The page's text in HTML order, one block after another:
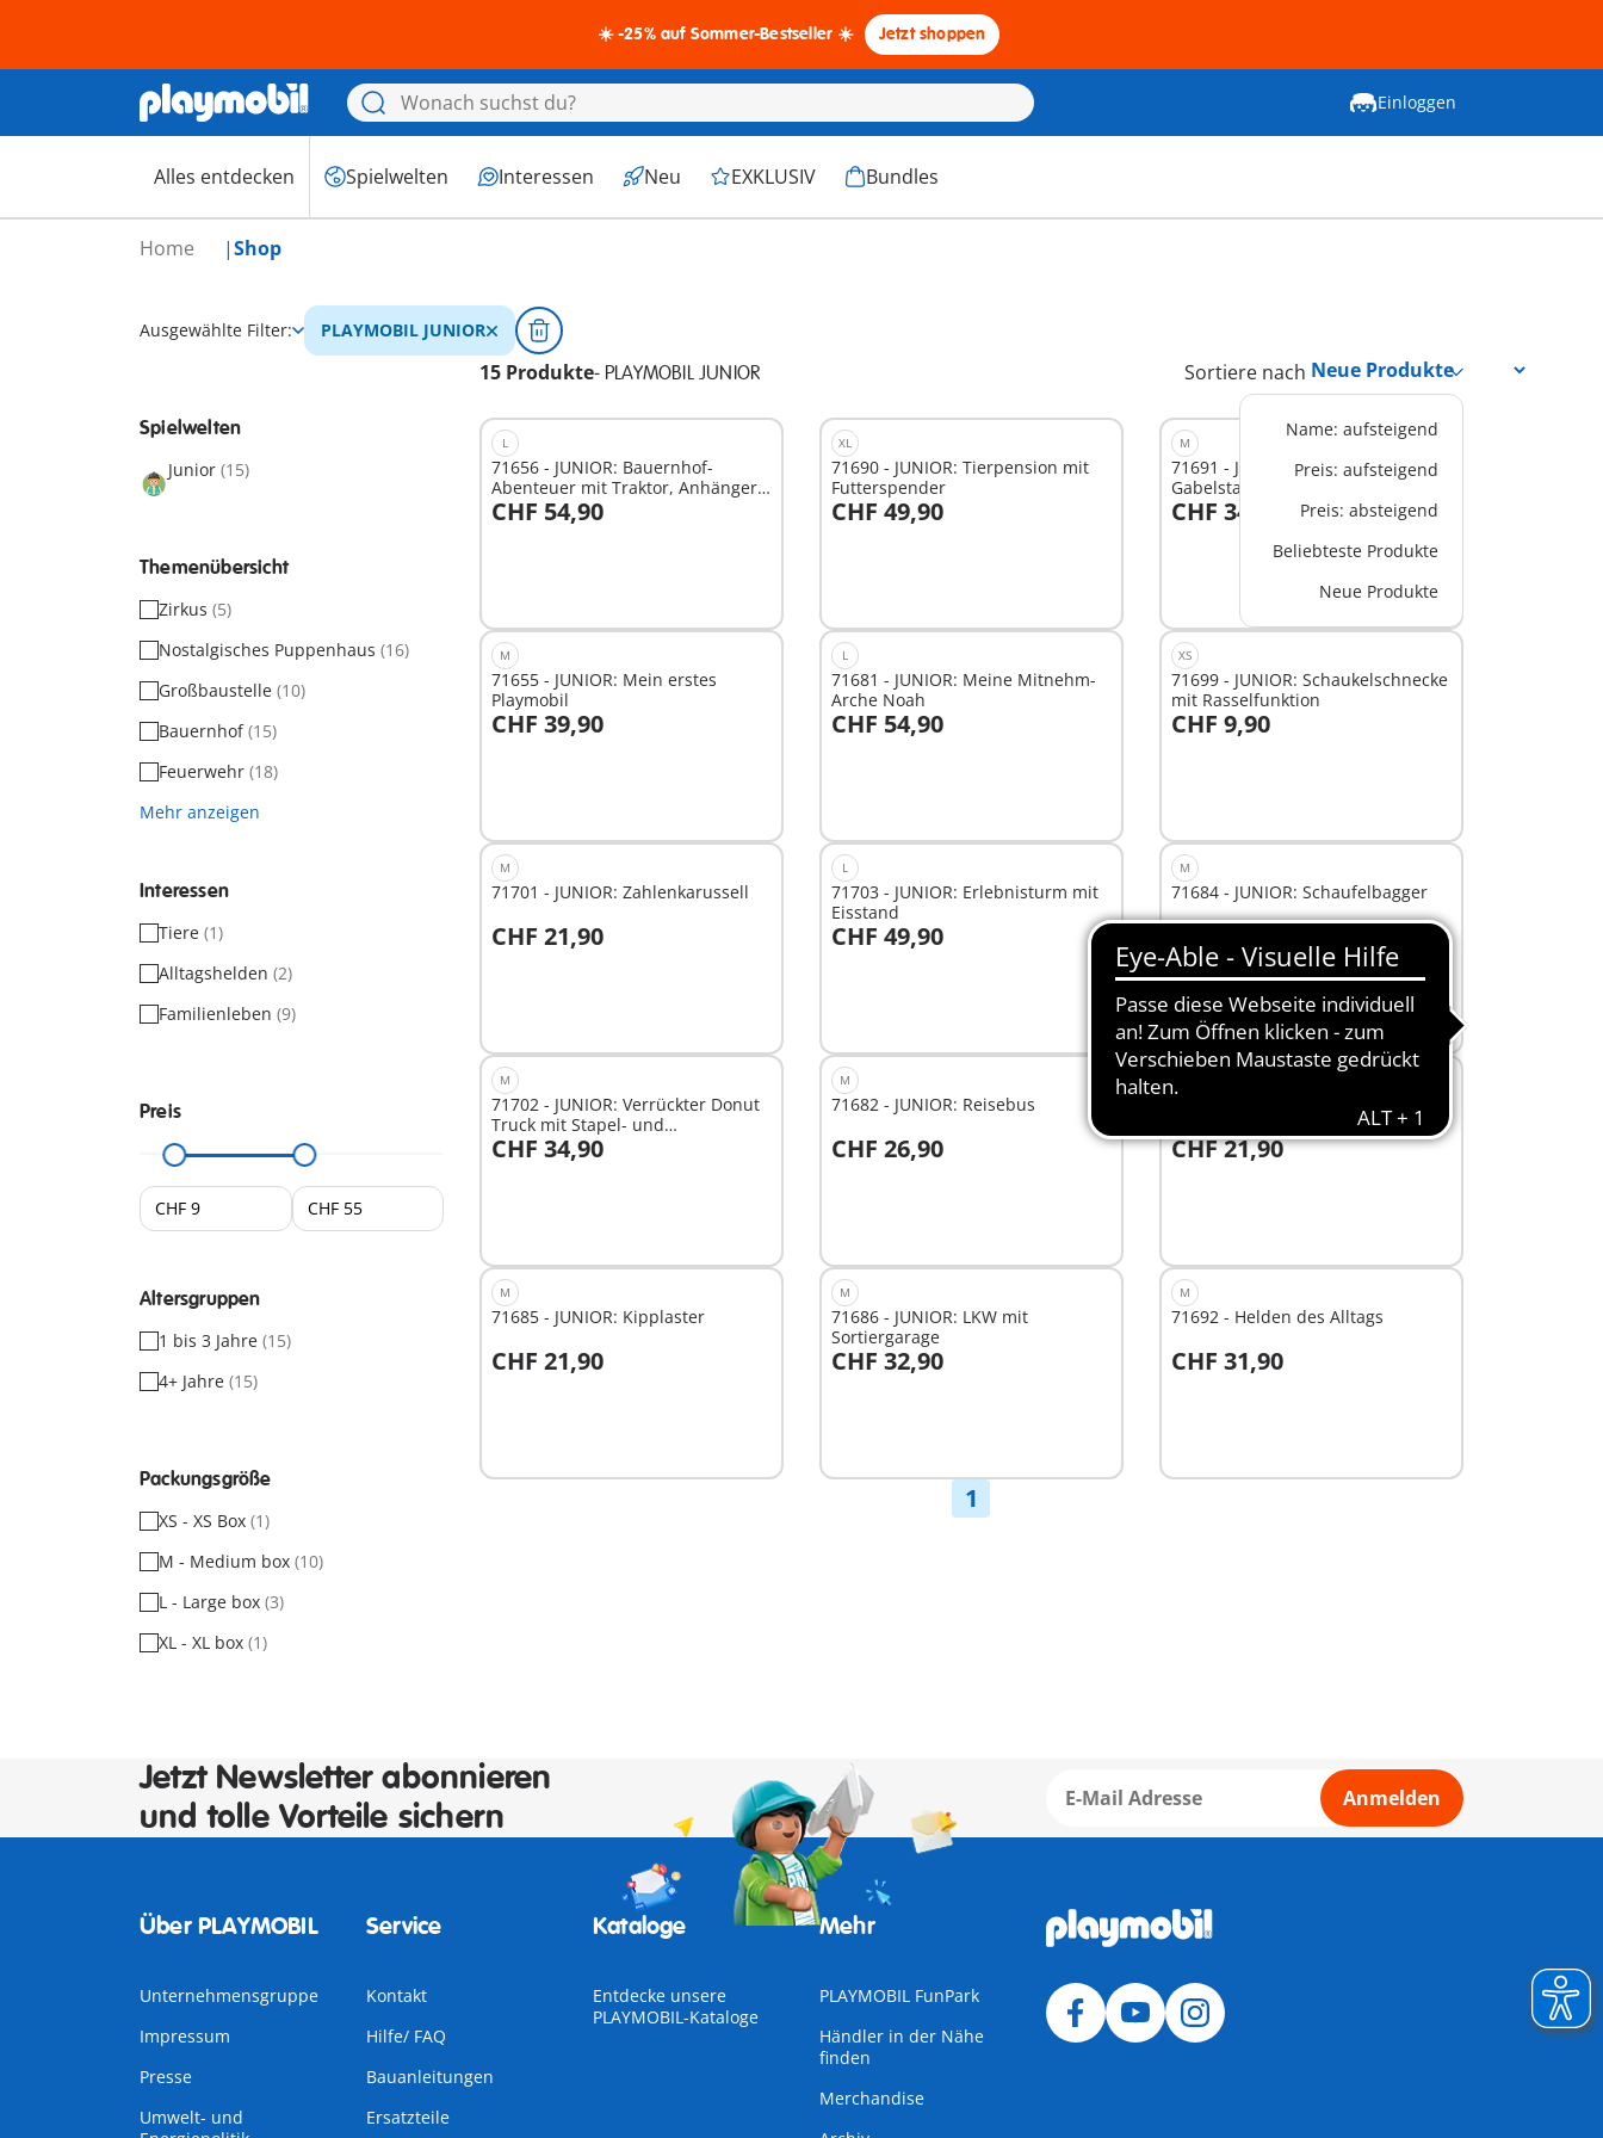
☀️ -25% auf Sommer-Bestseller ☀️ Jetzt shoppen
Einloggen
Alles entdecken Spielwelten Interessen Neu EXKLUSIV Bundles
Home Shop
Ausgewählte Filter: PLAYMOBIL JUNIOR
15 Produkte- PLAYMOBIL JUNIOR Sortiere nach
Name: aufsteigend
Preis: aufsteigend
Preis: absteigend
Beliebteste Produkte
Neue Produkte
Spielwelten
Junior (15)
Themenübersicht
Zirkus (5)
Nostalgisches Puppenhaus (16)
Großbaustelle (10)
Bauernhof(15)
Feuerwehr (18)
Mehr anzeigen
Interessen
Tiere (1)
Alltagshelden (2)
Familienleben (9)
Preis
Altersgruppen
1 bis 3 Jahre (15)
4+ Jahre (15)
Packungsgröße
XS - XS Box (1)
M - Medium box (10)
L - Large box (3)
XL - XL box (1)
L
71656 - JUNIOR: Bauernhof-
Abenteuer mit Traktor, Anhänger
und tierischen
CHF 54,90
In den Warenkorb
XL
71690 - JUNIOR: Tierpension mit
Futterspender
CHF 49,90
In den Warenkorb
M
71691 - JUNIOR: Bio-Marktstand &
Gabelstapler
CHF 34,90
In den Warenkorb
M
71655 - JUNIOR: Mein erstes
Playmobil
CHF 39,90
In den Warenkorb
L
71681 - JUNIOR: Meine Mitnehm-
Arche Noah
CHF 54,90
In den Warenkorb
XS
71699 - JUNIOR: Schaukelschnecke
mit Rasselfunktion
CHF 9,90
In den Warenkorb
M
71701 - JUNIOR: Zahlenkarussell
CHF 21,90
In den Warenkorb
L
71703 - JUNIOR: Erlebnisturm mit
Eisstand
CHF 49,90
In den Warenkorb
M
71684 - JUNIOR: Schaufelbagger
In den Warenkorb
M
71702 - JUNIOR: Verrückter Donut
Truck mit Stapel- und
Sortierfunktion
CHF 34,90
In den Warenkorb
M
71682 - JUNIOR: Reisebus
CHF 26,90
In den Warenkorb
Feuerwehrleiterfahrzeug
CHF 21,90
In den Warenkorb
M
71685 - JUNIOR: Kipplaster
CHF 21,90
In den Warenkorb
M
71686 - JUNIOR: LKW mit
Sortiergarage
CHF 32,90
In den Warenkorb
M
71692 - Helden des Alltags
CHF 31,90
In den Warenkorb
1
Jetzt Newsletter abonnieren
und tolle Vorteile sichern
Anmelden
Über PLAYMOBIL
Unternehmensgruppe
Impressum
Presse
Umwelt- und
Service
Kontakt
Hilfe/ FAQ
Bauanleitungen
Ersatzteile
Kataloge
Entdecke unsere
PLAYMOBIL-Kataloge
Mehr
PLAYMOBIL FunPark
Händler in der Nähe
finden
Merchandise